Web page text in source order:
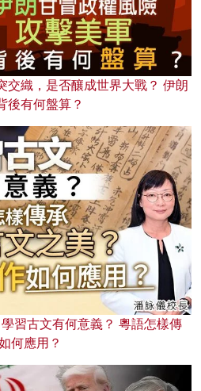
交織，是否釀成世界大戰？ 伊朗
後有何盤算？
習古文有何意義？ 粵語怎樣傳
何應用？